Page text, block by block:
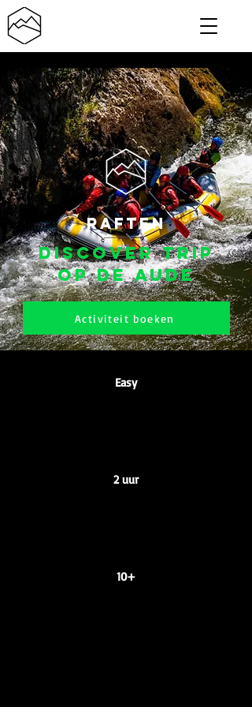
Raften
Discover trip
op de Aude
Activiteit boeken
Easy
2 uur
10+